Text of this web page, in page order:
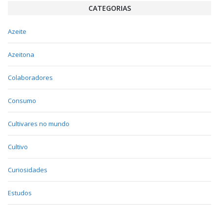
CATEGORIAS
Azeite
Azeitona
Colaboradores
Consumo
Cultivares no mundo
Cultivo
Curiosidades
Estudos